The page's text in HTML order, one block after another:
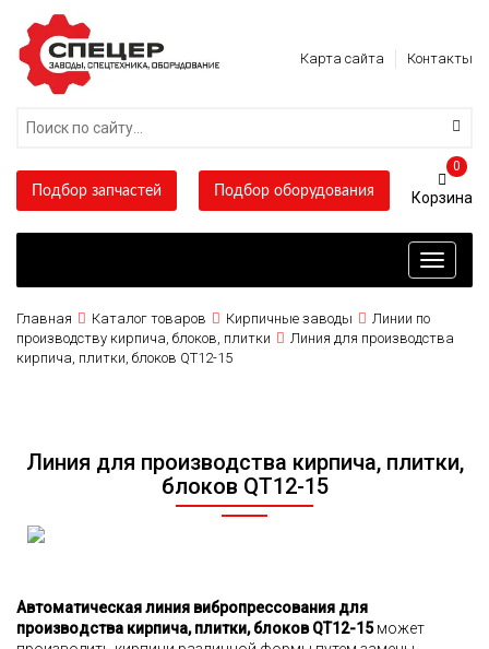
Карта сайта Контакты
Подбор запчастей Подбор оборудования
0
Toggle
Главная Каталог товаров Кирпичные заводы
Линии по
производству кирпича, блоков, плитки
Линия для производства
кирпича, плитки, блоков QT12-15
Линия для производства кирпича, плитки,
блоков QT12-15
Автоматическая линия вибропрессования для
производства кирпича, плитки, блоков QT12-15может